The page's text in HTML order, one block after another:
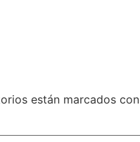
están marcados con